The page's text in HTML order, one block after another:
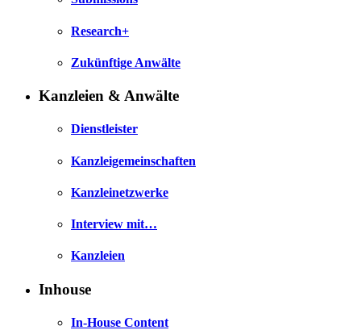
Research+
Zukünftige Anwälte
Kanzleien & Anwälte
Dienstleister
Kanzleigemeinschaften
Kanzleinetzwerke
Interview mit…
Kanzleien
Inhouse
In-House Content